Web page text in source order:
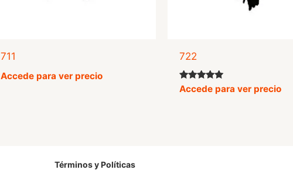
711
Accede para ver precio
722
Valorado
con
Accede para ver precio
Términos y Políticas